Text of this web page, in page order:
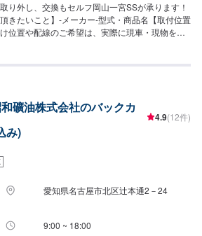
り外し、交換もセルフ岡山一宮SSが承ります！
きたいこと】-メーカー-型式・商品名【取付位置
位置や配線のご希望は、実際に現車・現物を見
礦油株式会社のバックカ
み)
4.9(12件)
愛知県名古屋市北区辻本通2－24
9:00 ~ 18:00